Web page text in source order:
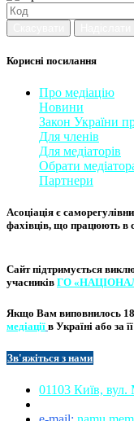
Корисні посилання
Про медіацію
Новини
Закон України
Для членів
Для медіаторів
Обрати
Партнери
Асоціація є
фахівців, що працюють в
Сайт підтримується
учасників ГО
Якщо Вам виповнилось
медіації в Україні або за
Зв'яжіться з нами​​
01103 Київ,